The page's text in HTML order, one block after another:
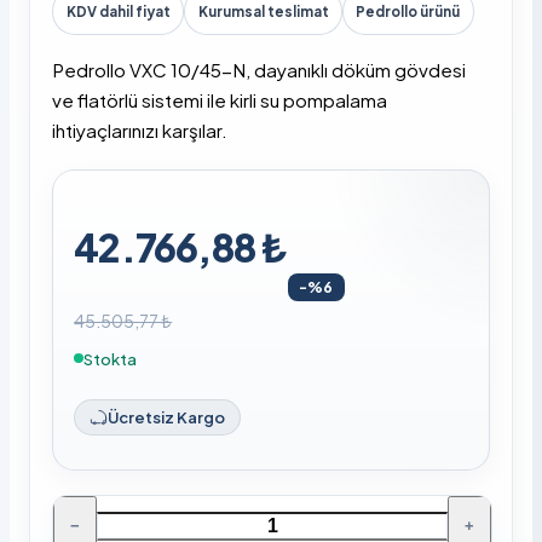
KDV dahil fiyat Kurumsal teslimat Pedrollo ürünü
Pedrollo VXC 10/45-N, dayanıklı döküm gövdesi
ve flatörlü sistemi ile kirli su pompalama
ihtiyaçlarınızı karşılar.
42.766,88 ₺
-%6
45.505,77 ₺
Stokta
Ücretsiz Kargo
− +